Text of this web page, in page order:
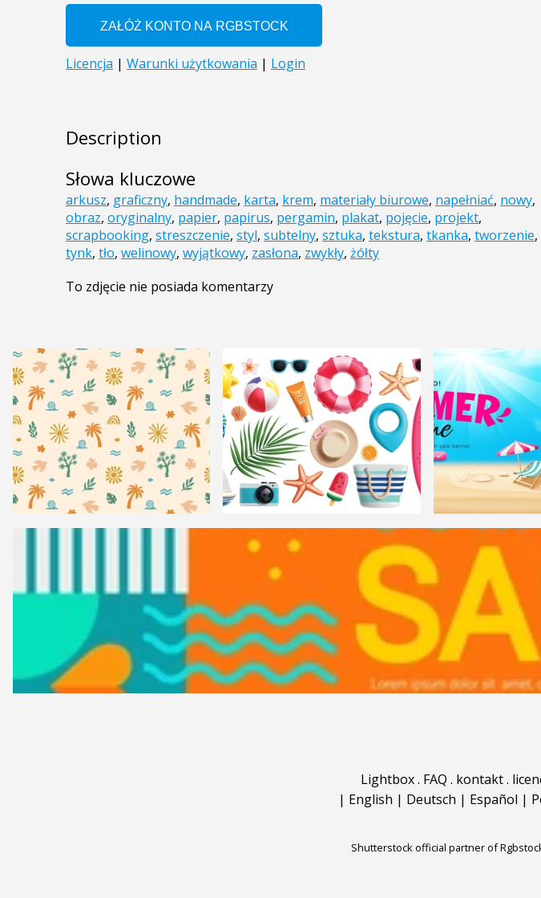
Description
Słowa kluczowe
arkusz, graficzny, handmade, karta, krem, materiały biurowe, napełniać, nowy,
obraz, oryginalny, papier, papirus, pergamin, plakat, pojęcie, projekt,
scrapbooking, streszczenie, styl, subtelny, sztuka, tekstura, tkanka, tworzenie,
tynk, tło, welinowy, wyjątkowy, zasłona, zwykły, żółty
To zdjęcie nie posiada komentarzy
Lightbox. FAQ . kontakt.
| English | Deutsch | Español |
Shutterstock official partner of